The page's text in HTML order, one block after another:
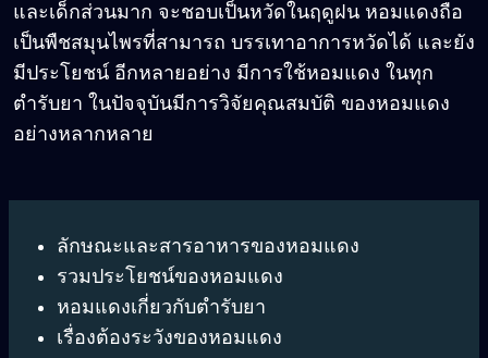
และเด็กส่วนมาก จะชอบเป็นหวัดในฤดูฝน หอมแดงถือ
เป็นพืชสมุนไพรที่สามารถ บรรเทาอาการหวัดได้ และยัง
มีประโยชน์ อีกหลายอย่าง มีการใช้หอมแดง ในทุก
ตำรับยา ในปัจจุบันมีการวิจัยคุณสมบัติ ของหอมแดง
อย่างหลากหลาย
ลักษณะและสารอาหารของหอมแดง
รวมประโยชน์ของหอมแดง
หอมแดงเกี่ยวกับตำรับยา
เรื่องต้องระวังของหอมแดง